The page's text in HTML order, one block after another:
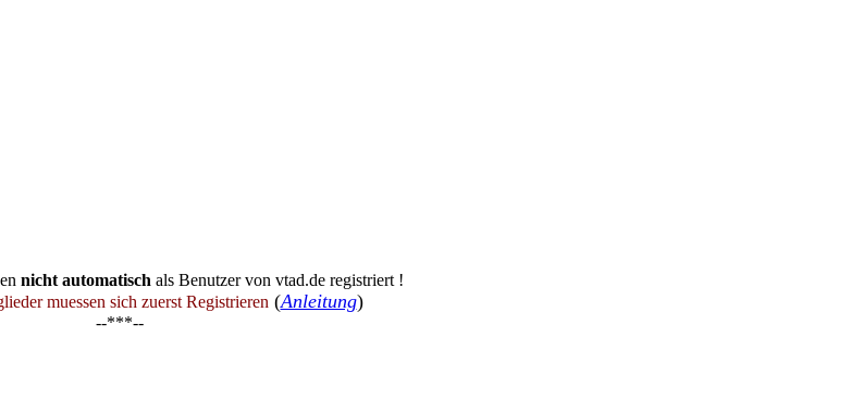
nicht automatisch als Benutzer von vtad.de registriert !
muessen sich zuerst Registrieren(Anleitung)
--***--